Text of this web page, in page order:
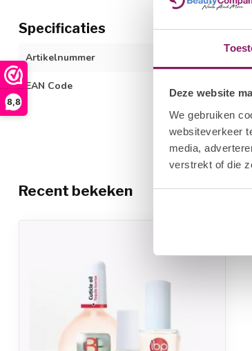
Deze website
We gebruiken
websiteverkeer
media,
verstrekt of die
8,8
Specificaties
Artikelnummer
EAN Code
Recent bekeken